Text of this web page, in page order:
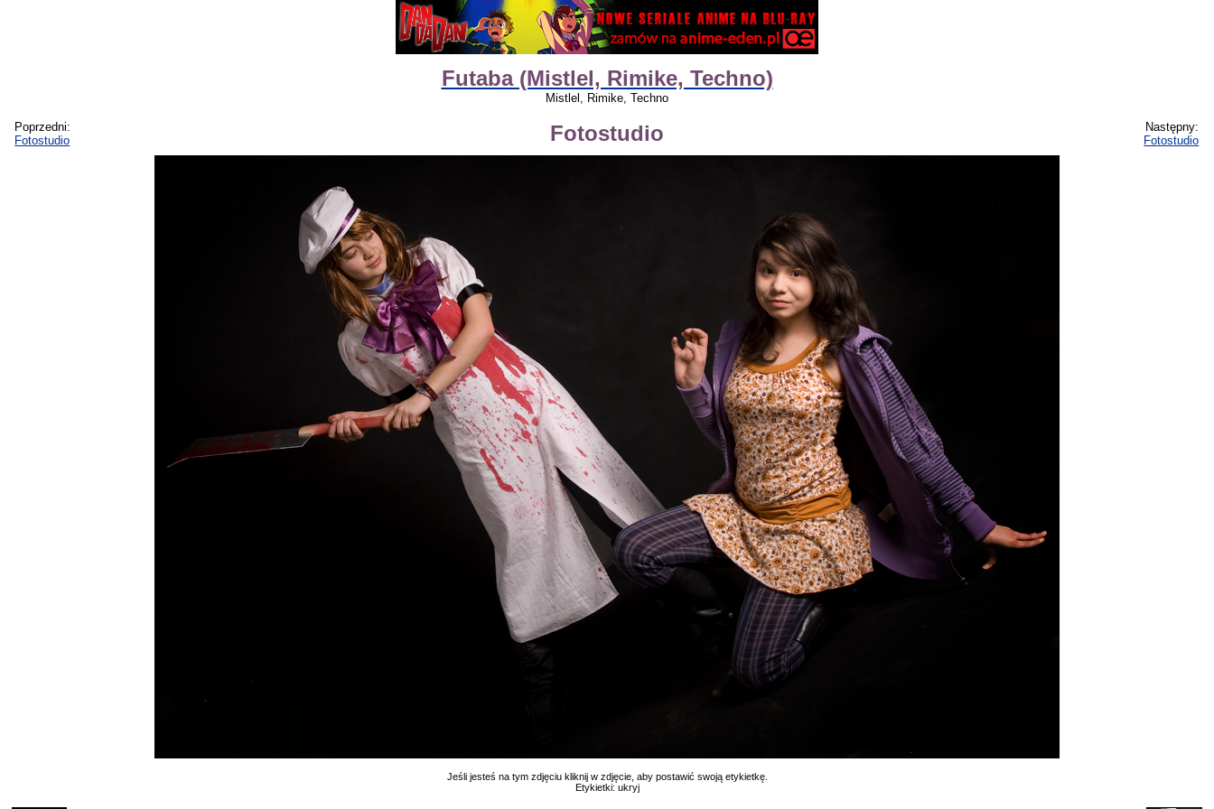
Futaba (Mistlel, Rimike, Techno)
Mistlel, Rimike, Techno
Poprzedni:
Fotostudio
Fotostudio
Następny:
Fotostudio
Jeśli jesteś na tym zdjęciu kliknij w zdjęcie, aby postawić swoją etykietkę.
Etykietki: ukryj